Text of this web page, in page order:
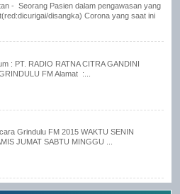
- Seorang Pasien dalam pengawasan yang
disangka) Corona yang saat ini
: PT. RADIO RATNA CITRA GANDINI
FM Alamat :...
Grindulu FM 2015 WAKTU SENIN
JUMAT SABTU MINGGU ...